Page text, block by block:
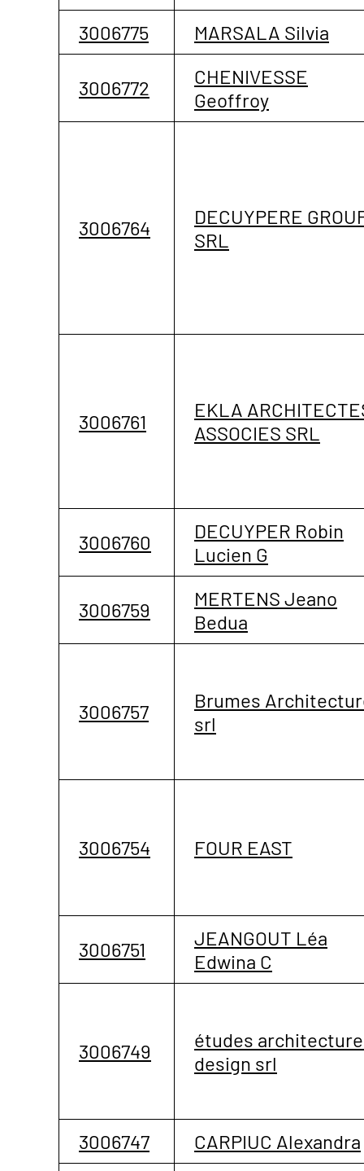
3006775 MARSALA Silvia
3006772
CHENIVESSE
Geoffroy
3006764
DECUYPERE
SRL
3006761
EKLA
ASSOCIES SRL
3006760
DECUYPER Robin
Lucien G
3006759
MERTENS Jeano
Bedua
3006757
Brumes
srl
3006754 FOUR EAST
3006751
JEANGOUT Léa
Edwina C
3006749
études
design srl
3006747 CARPIUC Alexandra